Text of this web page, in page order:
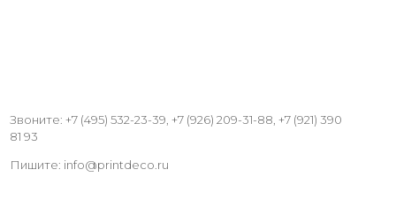
Звоните: +7 (495) 532-23-39, +7 (926) 209-31-88, +7 (921) 390
81 93
Пишите: info@printdeco.ru